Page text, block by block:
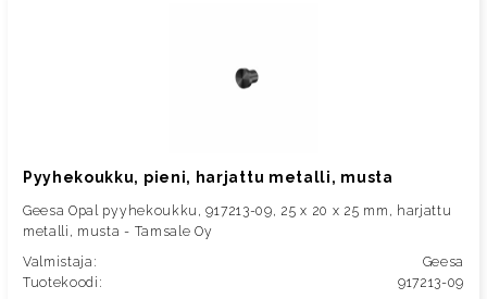
Pyyhekoukku, pieni, harjattu metalli, musta
Geesa Opal pyyhekoukku, 917213-09, 25 x 20 x 25 mm, harjattu
metalli, musta - Tamsale Oy
Valmistaja:
Geesa
Tuotekoodi:
917213-09